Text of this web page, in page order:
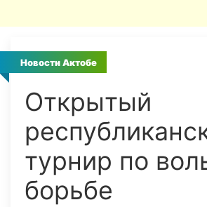
Новости Актобе
Открытый
турнир по
борьбе